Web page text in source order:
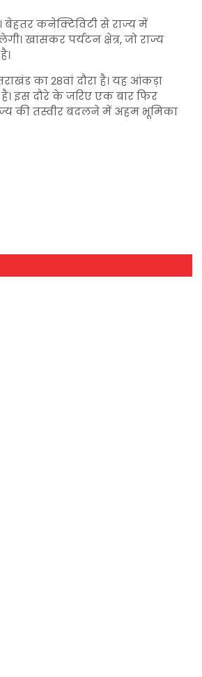
बेहतर कनेक्टिविटी से राज्य में
खासकर पर्यटन क्षेत्र, जो राज्य
का 28वां दौरा है। यह आंकड़ा
इस दौरे के जरिए एक बार फिर
की तस्वीर बदलने में अहम भूमिका